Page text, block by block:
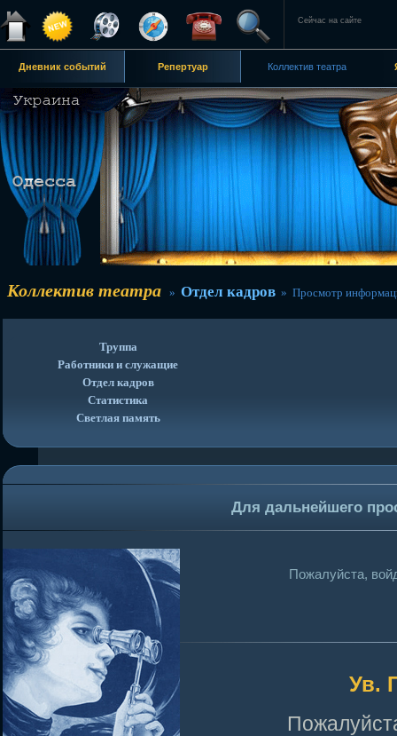
Сейчас на сайте
Дневник событий Репертуар Коллектив театра
Коллектив театра » Отдел кадров » Просмотр
Труппа
Работники и служащие
Отдел кадров
Статистика
Светлая память
Для дальнейшего
Пожалуйста,
Ув.